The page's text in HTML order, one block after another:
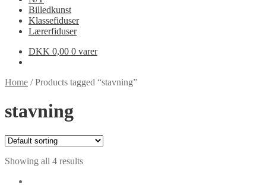
Billedkunst
Klassefiduser
Lærerfiduser
DKK 0,00 0 varer
Home /Products tagged “stavning”
stavning
Showing all 4 results